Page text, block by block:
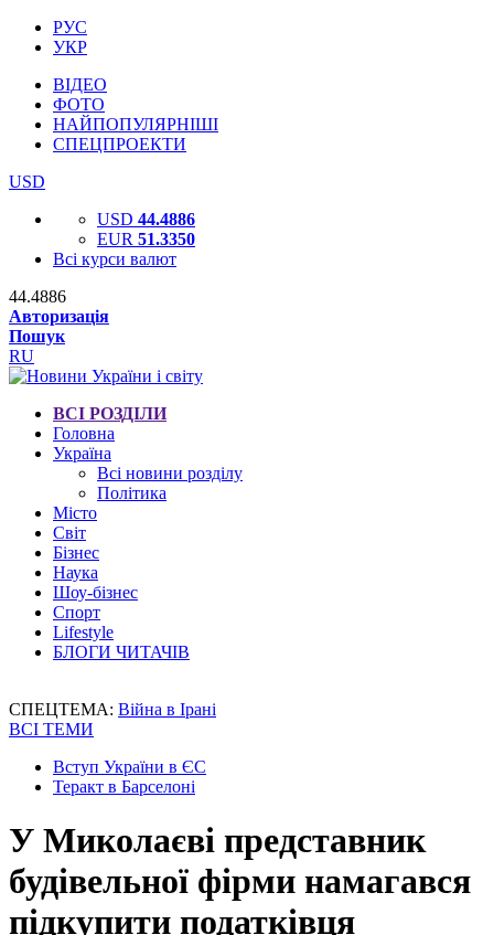
РУС
УКР
ВІДЕО
ФОТО
НАЙПОПУЛЯРНІШІ
СПЕЦПРОЕКТИ
USD
USD 44.4886
EUR 51.3350
Всі курси валют
44.4886
Авторизація
Пошук
RU
ВСІ РОЗДІЛИ
Головна
Україна
Всі новини розділу
Політика
Місто
Світ
Бізнес
Наука
Шоу-бізнес
Спорт
Lifestyle
БЛОГИ ЧИТАЧІВ
СПЕЦТЕМА: Війна в Ірані
ВСІ ТЕМИ
Вступ України в ЄС
Теракт в Барселоні
У Миколаєві представник
будівельної фірми намагався
підкупити податківця